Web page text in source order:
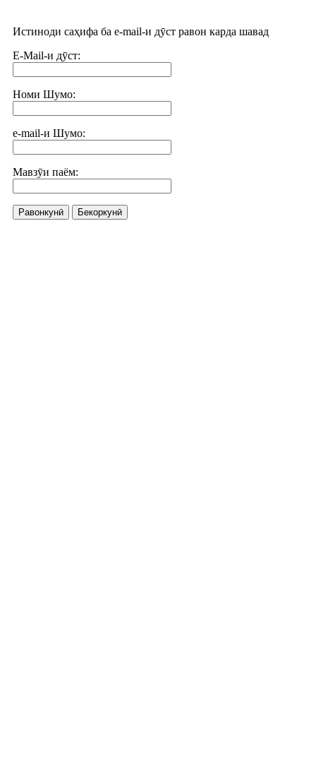
Истиноди саҳифа ба e-mail-и дӯст равон карда шавад
E-Mail-и дӯст:
Номи Шумо:
e-mail-и Шумо:
Мавзӯи паём:
Равонкунӣ Бекоркунӣ